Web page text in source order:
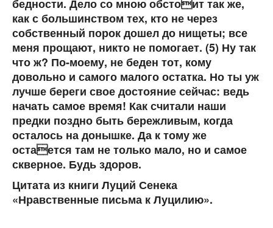
бедности. Дело со мною обстоит так же,
как с большинством тех, кто не через
собственный порок дошел до нищеты; все
меня прощают, никто не помогает. (5) Ну так
что ж? По-моему, не беден тот, кому
довольно и самого малого остатка. Но ты уж
лучше береги свое достояние сейчас: ведь
начать самое время! Как считали наши
предки поздно быть бережливым, когда
осталось на донышке. Да к тому же
остается там не только мало, но и самое
скверное. Будь здоров.
Цитата из книги Луций Сенека
«Нравственные письма к Луцилию».